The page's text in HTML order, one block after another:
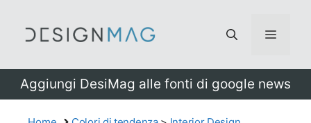
Menu
Aggiungi DesiMag alle fonti di google news